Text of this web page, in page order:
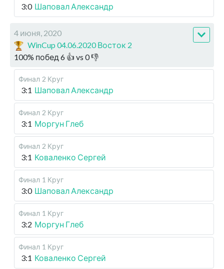
3:0 Шаповал Александр
4 июня, 2020
WinCup 04.06.2020 Восток 2
100% побед 6 👍 vs 0👎
Финал 2 Круг
3:1 Шаповал Александр
Финал 2 Круг
3:1 Моргун Глеб
Финал 2 Круг
3:1 Коваленко Сергей
Финал 1 Круг
3:0 Шаповал Александр
Финал 1 Круг
3:2 Моргун Глеб
Финал 1 Круг
3:1 Коваленко Сергей